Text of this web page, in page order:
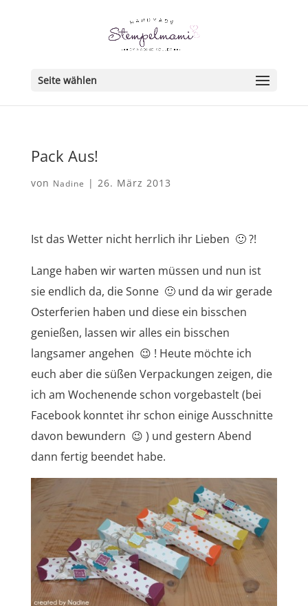
Seite wählen
Pack Aus!
von Nadine | 26. März 2013
Ist das Wetter nicht herrlich ihr Lieben 🙂 ?!
Lange haben wir warten müssen und nun ist
sie endlich da, die Sonne 🙂 und da wir gerade
Osterferien haben und diese ein bisschen
genießen, lassen wir alles ein bisschen
langsamer angehen 😉 ! Heute möchte ich
euch aber die süßen Verpackungen zeigen, die
ich am Wochenende schon vorgebastelt (bei
Facebook konntet ihr schon einige Ausschnitte
davon bewundern 😉 ) und gestern Abend
dann fertig beendet habe.